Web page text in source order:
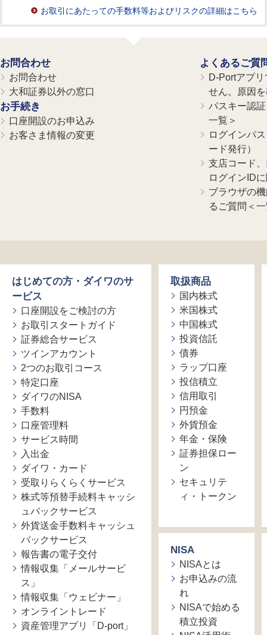
お取引にあたっての手数料等およびリスクの詳細はこちら
お問合わせ
お問合わせ
大和証券以外の窓口
お手続き
口座開設のお申込み
お客さま情報の変更
よくあるご質
D-Portアプ
せん。原因
パスキー認
一覧＞
ログインパ
ード発行）
支店コード
ログインID
ブラウザの
るご質問＜
はじめての方・ダイワのサ
ービス
口座開設をご検討の方
お取引スタートガイド
証券総合サービス
ツインアカウント
2つのお取引コース
特定口座
ダイワのNISA
手数料
口座管理料
サービス時間
入出金
ダイワ・カード
受取りらくらくサービス
株式等預替手続料キャッシ
ュバックサービス
外貨送金手数料キャッシュ
バックサービス
報告書の電子交付
情報収集「メールサービ
ス」
情報収集「ウェビナー」
オンライントレード
資産管理アプリ「D-port」
取扱商品
国内株式
米国株式
中国株式
投資信託
債券
ラップ口座
投信積立
信用取引
円預金
外貨預金
年金・保険
証券担保ロー
ン
セキュリテ
ィ・トークン
NISA
NISAとは
お申込みの流
れ
NISAで始める
積立投資